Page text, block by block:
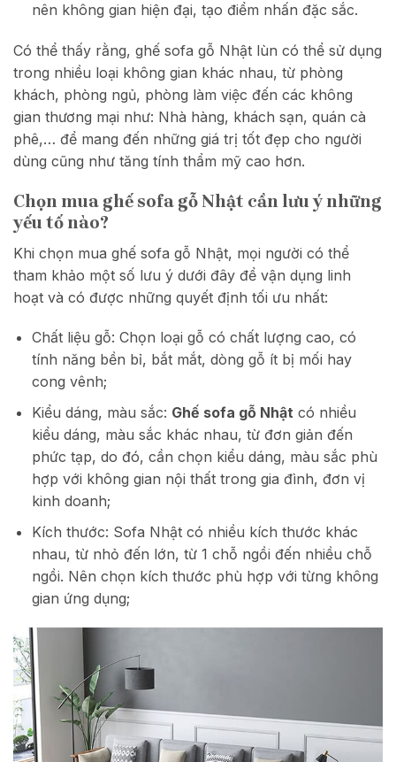
nên không gian hiện đại, tạo điểm nhấn đặc sắc.
Có thể thấy rằng, ghế sofa gỗ Nhật lùn có thể sử dụng
trong nhiều loại không gian khác nhau, từ phòng
khách, phòng ngủ, phòng làm việc đến các không
gian thương mại như: Nhà hàng, khách sạn, quán cà
phê,… để mang đến những giá trị tốt đẹp cho người
dùng cũng như tăng tính thẩm mỹ cao hơn.
Chọn mua ghế sofa gỗ Nhật cần lưu ý những
yếu tố nào?
Khi chọn mua ghế sofa gỗ Nhật, mọi người có thể
tham khảo một số lưu ý dưới đây để vận dụng linh
hoạt và có được những quyết định tối ưu nhất:
Chất liệu gỗ: Chọn loại gỗ có chất lượng cao, có
tính năng bền bỉ, bắt mắt, dòng gỗ ít bị mối hay
cong vênh;
Kiểu dáng, màu sắc: Ghế sofa gỗ Nhậtcó nhiều
kiểu dáng, màu sắc khác nhau, từ đơn giản đến
phức tạp, do đó, cần chọn kiểu dáng, màu sắc phù
hợp với không gian nội thất trong gia đình, đơn vị
kinh doanh;
Kích thước: Sofa Nhật có nhiều kích thước khác
nhau, từ nhỏ đến lớn, từ 1 chỗ ngồi đến nhiều chỗ
ngồi. Nên chọn kích thước phù hợp với từng không
gian ứng dụng;